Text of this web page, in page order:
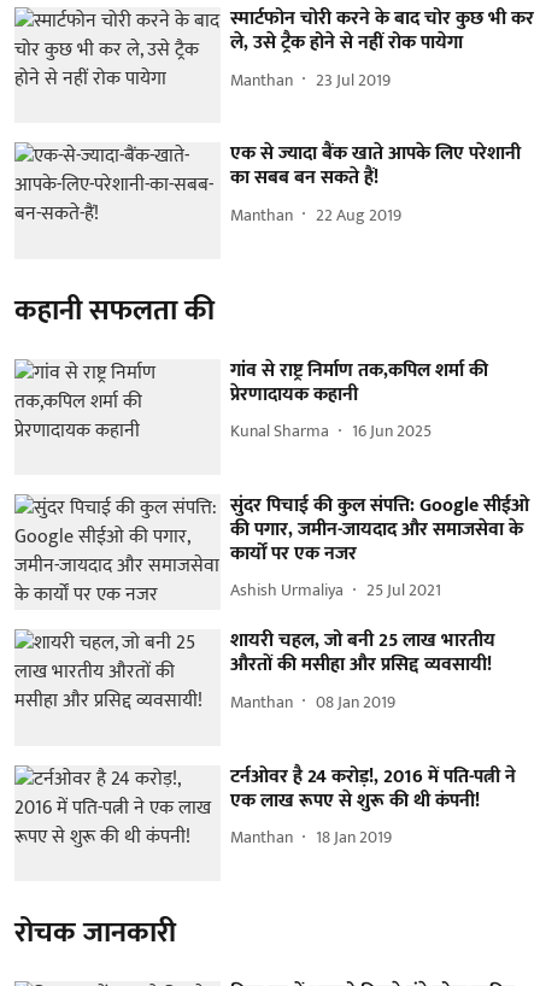
स्मार्टफोन चोरी करने के बाद चोर कुछ भी कर
ले, उसे ट्रैक होने से नहीं रोक पायेगा
Manthan 23 Jul 2019
एक से ज्यादा बैंक खाते आपके लिए परेशानी
का सबब बन सकते हैं!
Manthan 22 Aug 2019
कहानी सफलता की
गांव से राष्ट्र निर्माण तक,कपिल शर्मा की
प्रेरणादायक कहानी
Kunal Sharma 16 Jun 2025
सुंदर पिचाई की कुल संपत्ति: Google सीईओ
की पगार, जमीन-जायदाद और समाजसेवा के
कार्यों पर एक नजर
Ashish Urmaliya 25 Jul 2021
शायरी चहल, जो बनी 25 लाख भारतीय
औरतों की मसीहा और प्रसिद्द व्यवसायी!
Manthan 08 Jan 2019
टर्नओवर है 24 करोड़!, 2016 में पति-पत्नी ने
एक लाख रूपए से शुरू की थी कंपनी!
Manthan 18 Jan 2019
रोचक जानकारी